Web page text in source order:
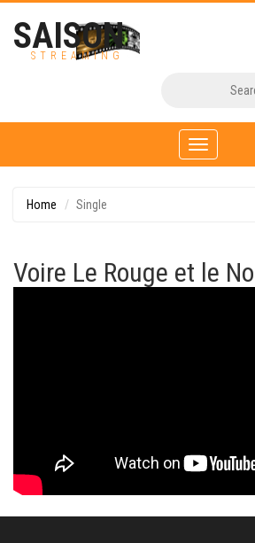
SAISON
STREAMING
Toggle
navigation
Home Single
Voire Le Rouge et le